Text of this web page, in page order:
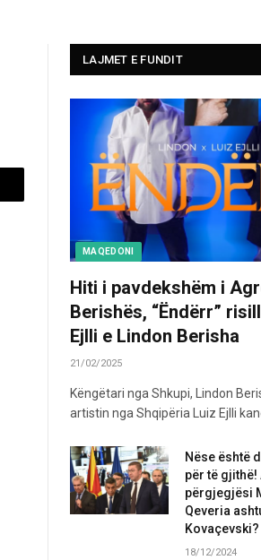
LAJMET E FUNDIT
MAQEDONI
Hiti i pavdekshëm i
Berishës, “Ëndërr”
Ejlli e Lindon Berisha
21/02/2025
Këngëtari nga Shkupi, Lindon
artistin nga Shqipëria Luiz Ejlli
Nëse është
për të gjithë!
përgjegjësi
Qeveria
Kovaçevski?
18/12/2024